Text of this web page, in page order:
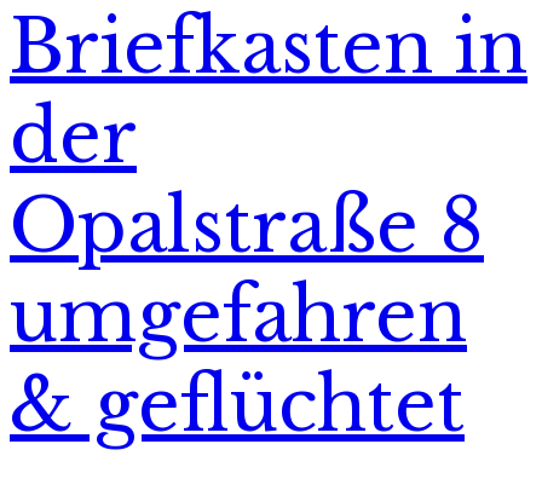
Briefkasten in
der
Opalstraße 8
umgefahren
& geflüchtet